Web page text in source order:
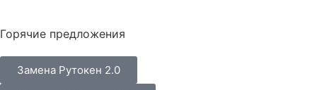
Горячие предложения
Замена Рутокен 2.0